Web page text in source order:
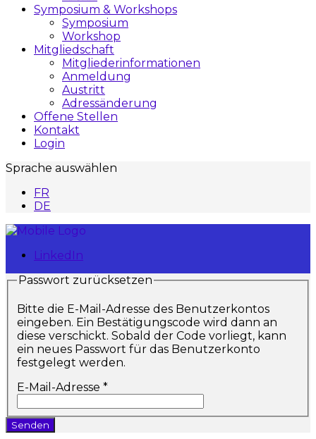
Symposium & Workshops
Symposium
Workshop
Mitgliedschaft
Mitgliederinformationen
Anmeldung
Austritt
Adressänderung
Offene Stellen
Kontakt
Login
Sprache auswählen
FR
DE
LinkedIn
Passwort zurücksetzen
Bitte die E-Mail-Adresse des Benutzerkontos
eingeben. Ein Bestätigungscode wird dann an
diese verschickt. Sobald der Code vorliegt, kann
ein neues Passwort für das Benutzerkonto
festgelegt werden.
E-Mail-Adresse *
Senden